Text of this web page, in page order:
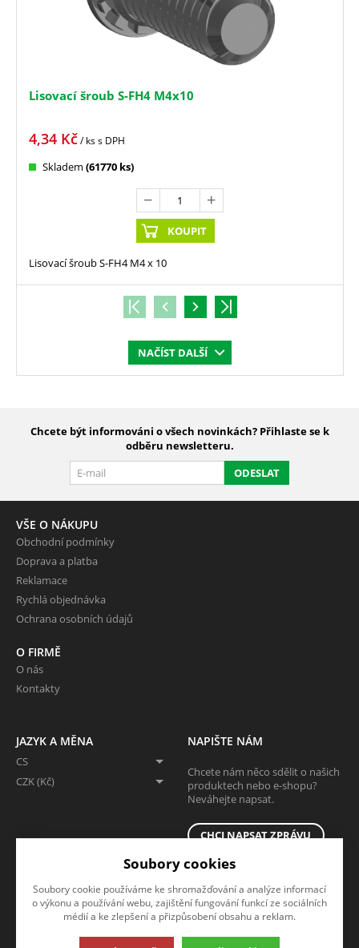
Lisovací šroub S-FH4 M4x10
4,34 Kč/ kss DPH
Skladem (61770 ks)
KOUPIT
Lisovací šroub S-FH4 M4 x 10
NAČÍST DALŠÍ
Chcete být informováni o všech novinkách? Přihlaste se k
odběru newsletteru.
ODESLAT
VŠE O NÁKUPU
Obchodní podmínky
Doprava a platba
Reklamace
Rychlá objednávka
Ochrana osobních údajů
O FIRMĚ
O nás
Kontakty
JAZYK A MĚNA
CS
CZK (Kč)
NAPIŠTE NÁM
Chcete nám něco sdělit o našich
produktech nebo e-shopu?
Neváhejte napsat.
CHCI NAPSAT ZPRÁVU
Soubory cookies
Soubory cookie používáme ke shromažďování a analýze informací
o výkonu a používání webu, zajištění fungování funkcí ze sociálních
médií a ke zlepšení a přizpůsobení obsahu a reklam.